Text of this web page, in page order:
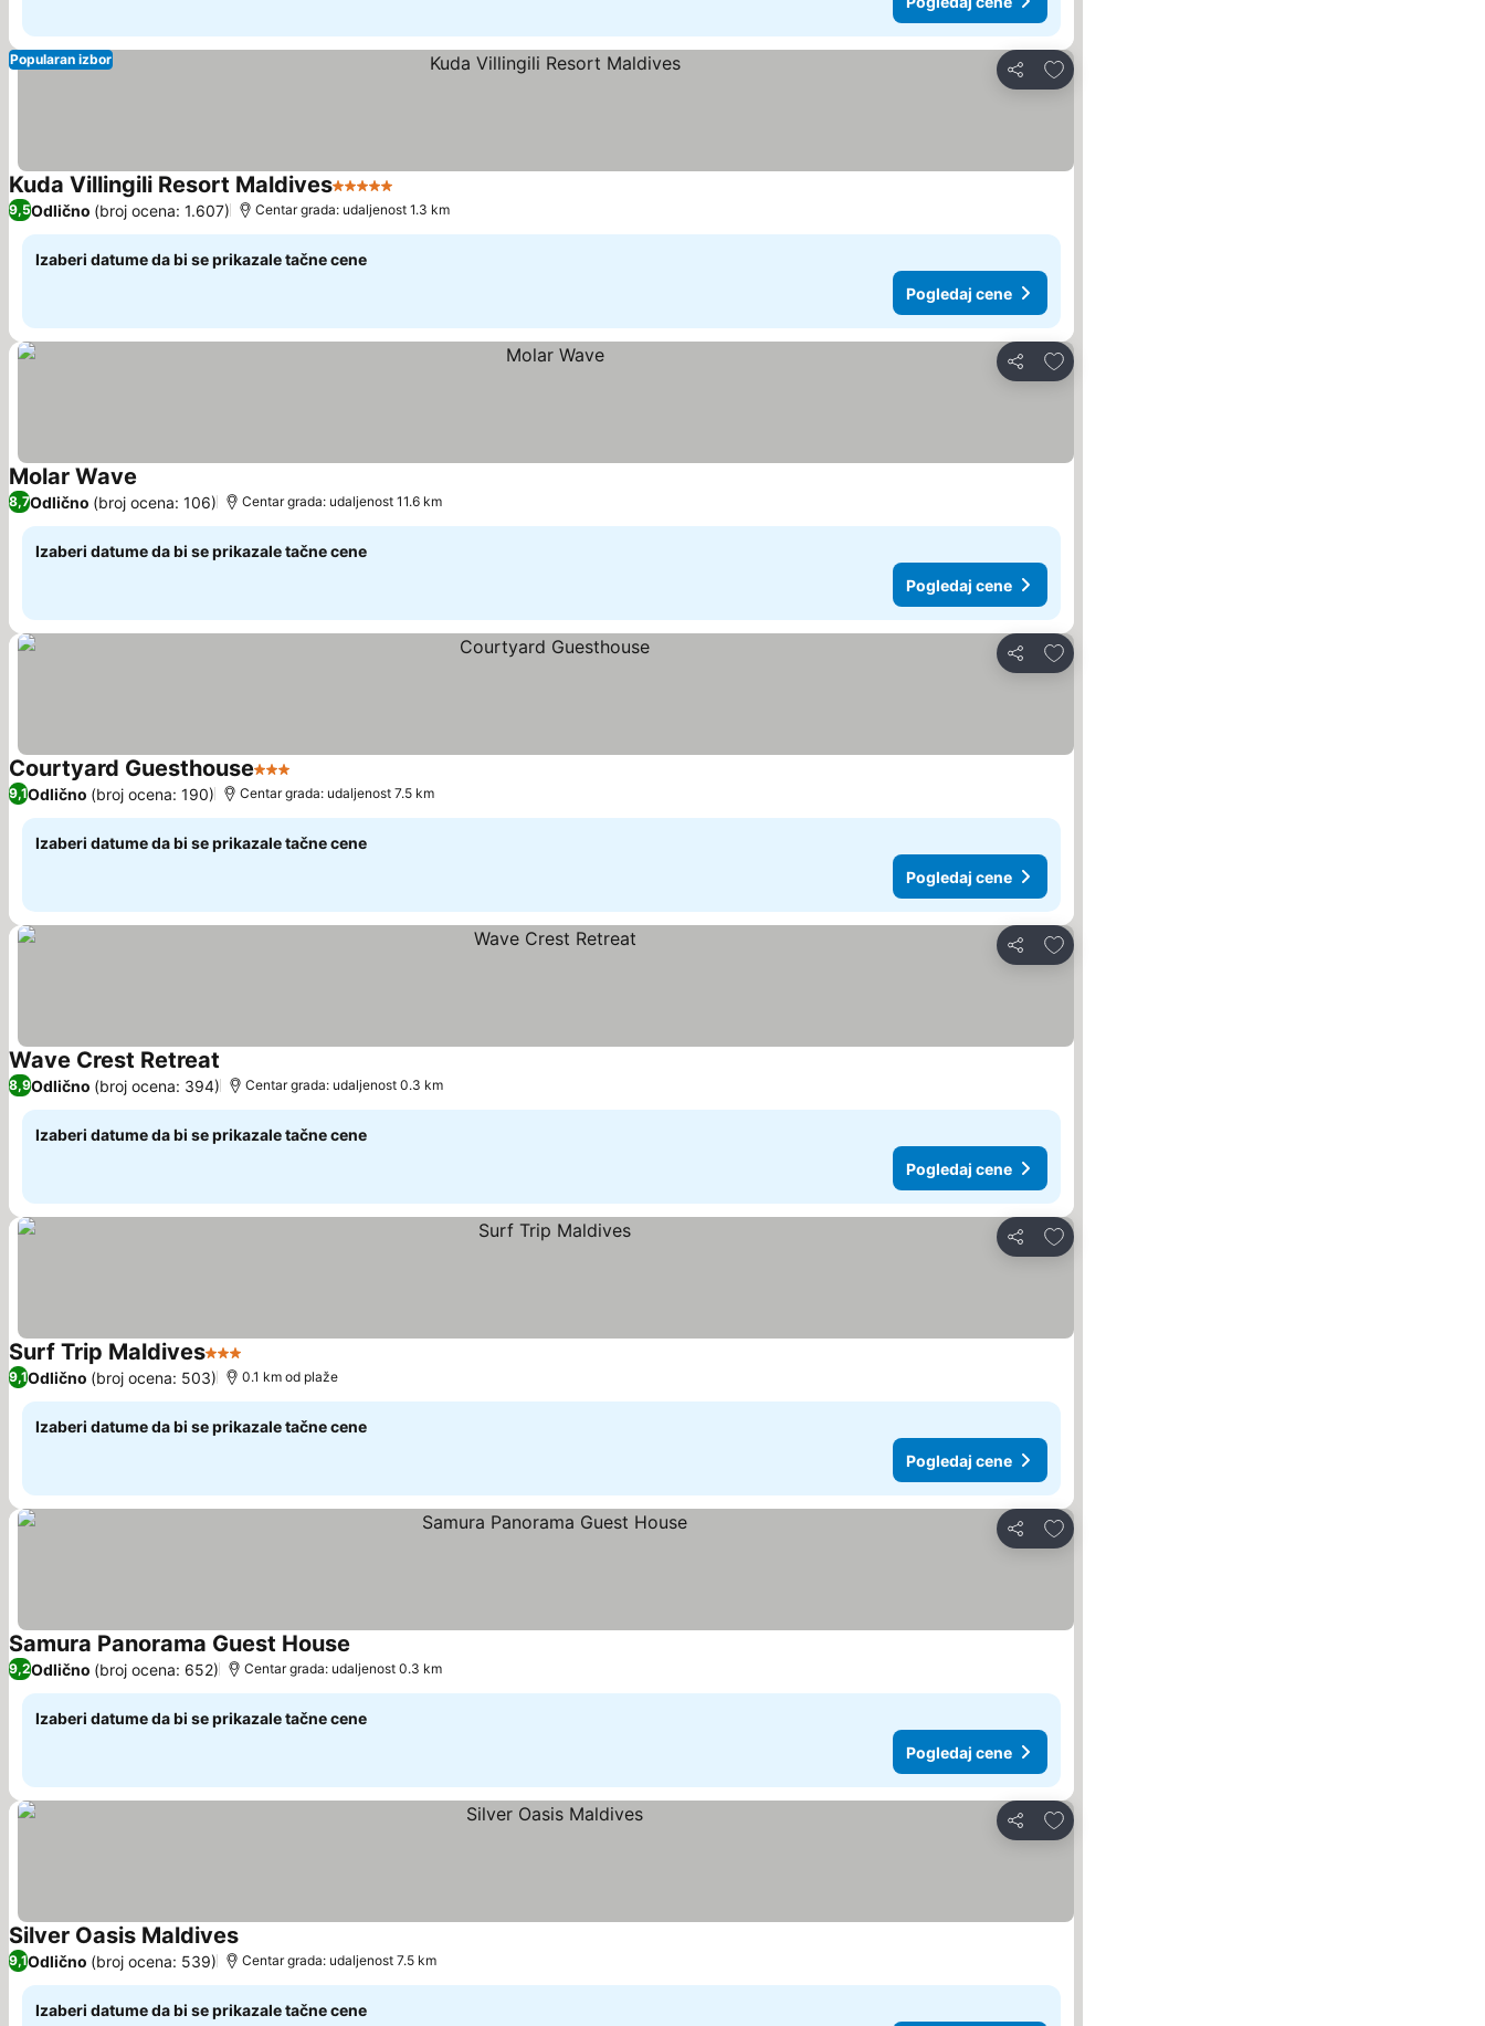
Deli
Dodati u favorite
Popularan izbor
Kuda Villingili Resort Maldives5 Zvezdice
9,5Odlično (broj ocena: 1.607) Centar grada: udaljenost 1.3 km
Izaberi datume da bi se prikazale tačne cene
Pogledaj cene
Deli
Dodati u favorite
Molar Wave
8,7Odlično (broj ocena: 106) Centar grada: udaljenost 11.6 km
Izaberi datume da bi se prikazale tačne cene
Pogledaj cene
Deli
Dodati u favorite
Courtyard Guesthouse3 Zvezdice
9,1Odlično (broj ocena: 190) Centar grada: udaljenost 7.5 km
Izaberi datume da bi se prikazale tačne cene
Pogledaj cene
Deli
Dodati u favorite
Wave Crest Retreat
8,9Odlično (broj ocena: 394) Centar grada: udaljenost 0.3 km
Izaberi datume da bi se prikazale tačne cene
Pogledaj cene
Deli
Dodati u favorite
Surf Trip Maldives3 Zvezdice
9,1Odlično (broj ocena: 503) 0.1 km od plaže
Izaberi datume da bi se prikazale tačne cene
Pogledaj cene
Deli
Dodati u favorite
Samura Panorama Guest House
9,2Odlično (broj ocena: 652) Centar grada: udaljenost 0.3 km
Izaberi datume da bi se prikazale tačne cene
Pogledaj cene
Deli
Dodati u favorite
Silver Oasis Maldives
9,1Odlično (broj ocena: 539) Centar grada: udaljenost 7.5 km
Izaberi datume da bi se prikazale tačne cene